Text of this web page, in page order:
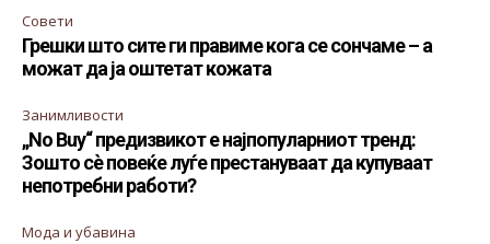
Совети
Грешки што сите ги правиме кога се сончаме – а
можат да ја оштетат кожата
Занимливости
„No Buy“ предизвикот е најпопуларниот тренд:
Зошто сè повеќе луѓе престануваат да купуваат
непотребни работи?
Мода и убавина